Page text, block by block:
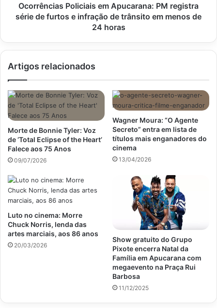
infração
de
Ocorrências Policiais em Apucarana: PM registra
série de furtos e infração de trânsito em menos de
24 horas
Artigos relacionados
Morte de Bonnie Tyler: Voz
de ‘Total Eclipse of the Heart’
Falece aos 75 Anos
09/07/2026
Wagner Moura: “O Agente
Secreto” entra em lista de
títulos mais enganadores do
cinema
13/04/2026
Luto no cinema: Morre
Chuck Norris, lenda das
artes marciais, aos 86 anos
20/03/2026
Show gratuito do Grupo
Pixote encerra Natal da
Família em Apucarana com
megaevento na Praça Rui
Barbosa
11/12/2025